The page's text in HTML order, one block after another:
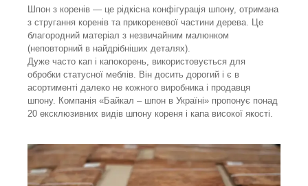
Шпон з коренів — це рідкісна конфігурація шпону, отримана
з стругання коренів та прикореневої частини дерева. Це
благородний матеріал з незвичайним малюнком
(неповторний в найдрібніших деталях).
Дуже часто кап і капокорень, використовується для
обробки статусної меблів. Він досить дорогий і є в
асортименті далеко не кожного виробника і продавця
шпону. Компанія «Байкал ‒ шпон в Україні» пропонує понад
20 ексклюзивних видів шпону кореня і капа високої якості.